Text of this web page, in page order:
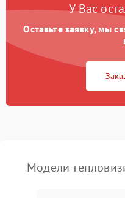
Поломка системы GPS
Повреждение системы
защиты от перегрузок
автоматического
У Вас
Оставьте заявку, мы
Модели